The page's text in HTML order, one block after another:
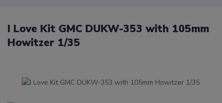
I Love Kit GMC DUKW-353 with 105mm
Howitzer 1/35